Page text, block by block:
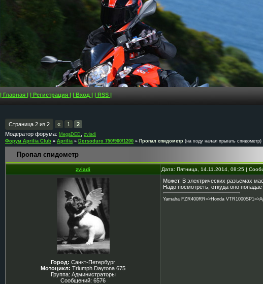
| Главная | | Регистрация | | Вход | | RSS |
Страница 2 из 2 « 1
2
Модератор форума: MegaDED
zviadi
Форум Aprilia Club » Aprilia » Dorsoduro 750/900/1200 » Пропал спидометр (на ходу начал прыгать спидометр)
Пропал спидометр
zviadi Дата: Пятница, 14.11.2014, 08:25 |
Город: Санкт-Петербург
Мотоцикл: Triumph Daytona 675
Группа: Администраторы
Сообщений: 6576
Может. В электрических разъемах
Надо посмотреть, откуда оно
Yamaha FZR400RR=>Honda